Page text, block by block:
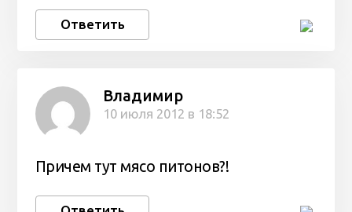
Ответить
Владимир
10 июля 2012 в 18:52
Причем тут мясо питонов?!